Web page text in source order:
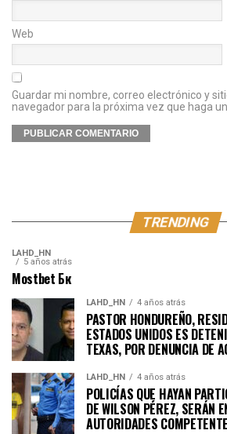
Web
Guardar mi nombre, correo electrónico y
navegador para la próxima vez que haga
TRENDING
LAHD_HN
5 años atrás
Mostbet Бк
LAHD_HN 4 años atrás
PASTOR HONDUREÑO,
ESTADOS UNIDOS ES
TEXAS, POR DENUNCIA DE
LAHD_HN 4 años atrás
POLICÍAS QUE HAYAN
DE WILSON PÉREZ, SERÁN
AUTORIDADES